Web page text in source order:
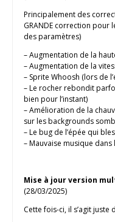
Principalement des
GRANDE correction pour
des paramètres)
– Augmentation de la
– Augmentation de la
– Sprite Whoosh (lors de
– Le rocher rebondit
bien pour l’instant)
– Amélioration de la
sur les backgrounds
– Le bug de l’épée qui
– Mauvaise musique dans
Mise à jour version
(28/03/2025)
Cette fois-ci, il s’agit